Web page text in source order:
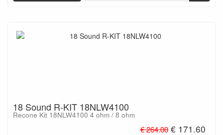
18 Sound R-KIT 18NLW4100
Recone Kit 18NLW4100 4 ohm / 8 ohm
€ 264.00 € 171.60